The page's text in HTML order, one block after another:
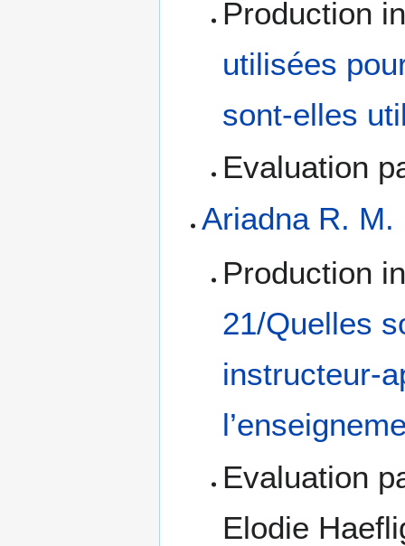
Production
utilisées
sont-elles
Evaluation
Ariadna R. M.
Production
21/Quelles
instructeur-
Evaluation
Elodie